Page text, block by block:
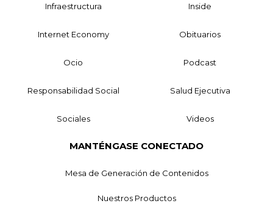
Infraestructura Inside
Internet Economy Obituarios
Ocio Podcast
Responsabilidad Social Salud Ejecutiva
Sociales Videos
MANTÉNGASE CONECTADO
Mesa de Generación de Contenidos
Nuestros Productos